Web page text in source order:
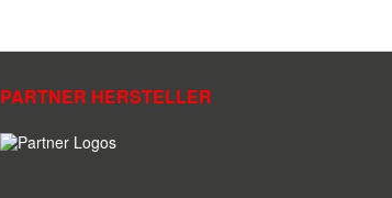
PARTNER HERSTELLER